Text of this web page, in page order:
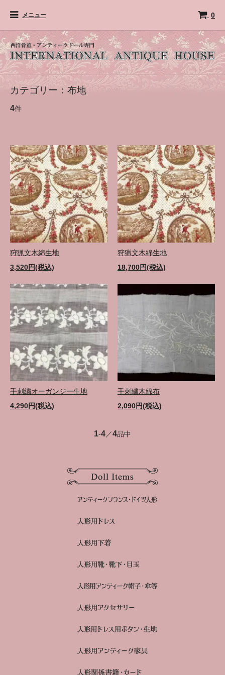
メニュー 0
カテゴリー：布地
4件
狩猟文木綿生地
3,520円(税込)
狩猟文木綿生地
18,700円(税込)
手刺繍オーガンジー生地
4,290円(税込)
手刺繍木綿布
2,090円(税込)
1-4／4品中